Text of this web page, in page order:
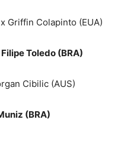
Griffin Colapinto (EUA)
Toledo (BRA)
Cibilic (AUS)
(BRA)